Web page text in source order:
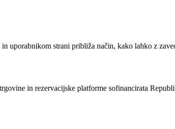
uporabnikom strani približa način, kako lahko z
in rezervacijske platforme sofinancirata